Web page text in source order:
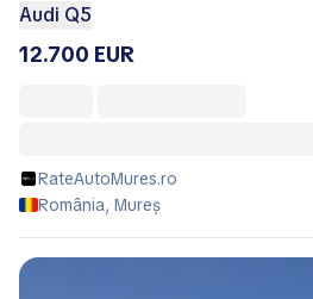
Audi Q5
12.700 EUR
RateAutoMures.ro
România, Mureș